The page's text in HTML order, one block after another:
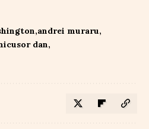
andrei muraru
dan